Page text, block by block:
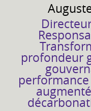
profondeur